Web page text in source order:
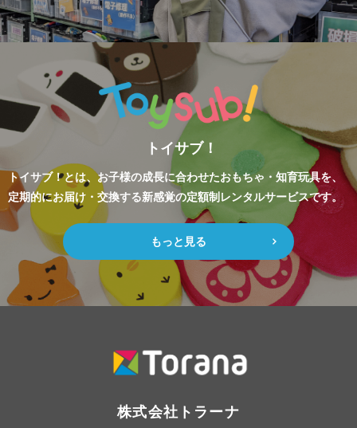
トイサブ！
トイサブ！とは、お子様の成長に合わせたおもちゃ・知育玩具を、
定期的にお届け・交換する新感覚の定額制レンタルサービスです。
もっと見る
株式会社トラーナ